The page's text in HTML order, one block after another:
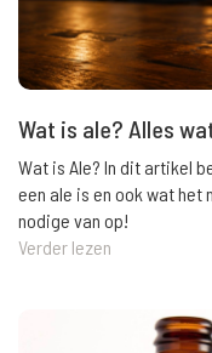
Wat is ale? Alles
Wat is Ale? In dit artikel
een ale is en ook wat
nodige van op!
Verder lezen